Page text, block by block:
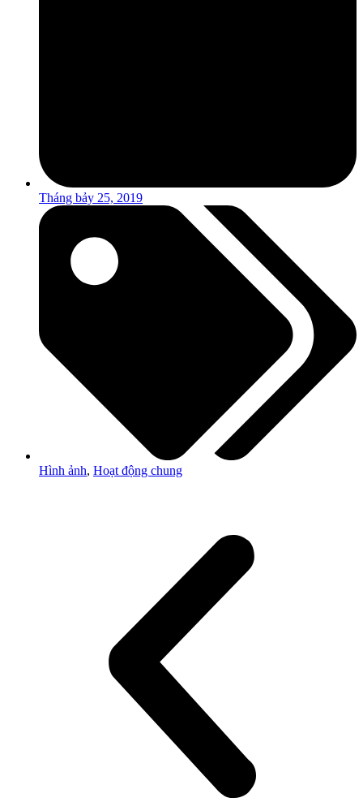
Tháng bảy 25, 2019
Hình ảnh, Hoạt động chung